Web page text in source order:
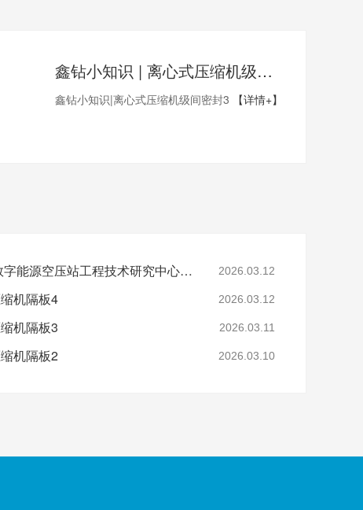
鑫钻小知识 | 离心式压缩机级间密封3
鑫钻小知识|离心式压缩机级间密封3 【详情+】
省级认定！鑫钻股份数字能源空压站工程技术研究中心正式获批 2026.03.12
机隔板4 2026.03.12
机隔板3 2026.03.11
机隔板2 2026.03.10